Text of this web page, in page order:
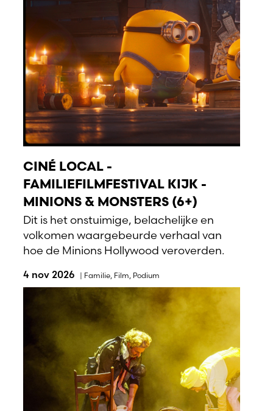
CINÉ LOCAL -
FAMILIEFILMFESTIVAL KIJK -
MINIONS & MONSTERS (6+)
Dit is het onstuimige, belachelijke en
volkomen waargebeurde verhaal van
hoe de Minions Hollywood veroverden.
4 nov 2026 | Familie Film Podium